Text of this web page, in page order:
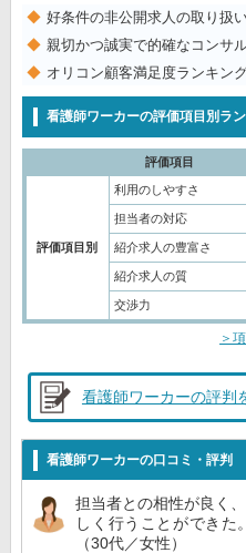
好条件の非公開求人の取り扱
親切かつ誠実で的確なコンサ
オリコン顧客満足度ランキン
看護師ワーカーの評価項目別ラ
評価項目
評価項目別
利用のしやすさ
担当者の対応
紹介求人の豊富さ
紹介求人の質
交渉力
＞
看護師ワーカーの評判
看護師ワーカーの口コミ・評判
担当者との相性が良く
しく行うことができた
（30代／女性）